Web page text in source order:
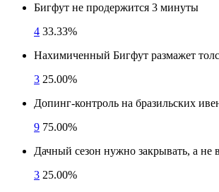
Бигфут не продержится 3 минуты
4 33.33%
Нахимиченный Бигфут размажет
3 25.00%
Допинг-контроль на бразильских
9 75.00%
Дачный сезон нужно закрывать, а не
3 25.00%